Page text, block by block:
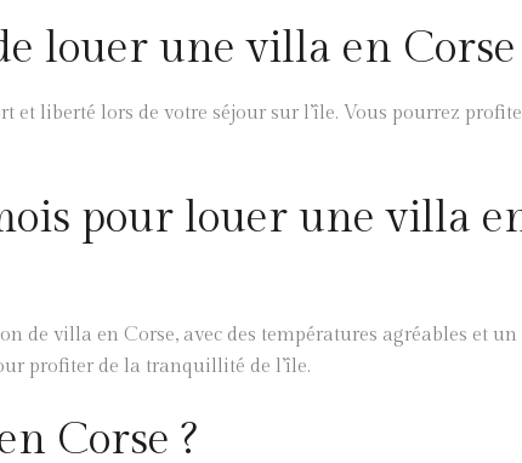
louer une villa en Corse
liberté lors de votre séjour sur l’île. Vous pourrez
pour louer une villa
de villa en Corse, avec des températures agréables et un
profiter de la tranquillité de l’île.
Corse ?